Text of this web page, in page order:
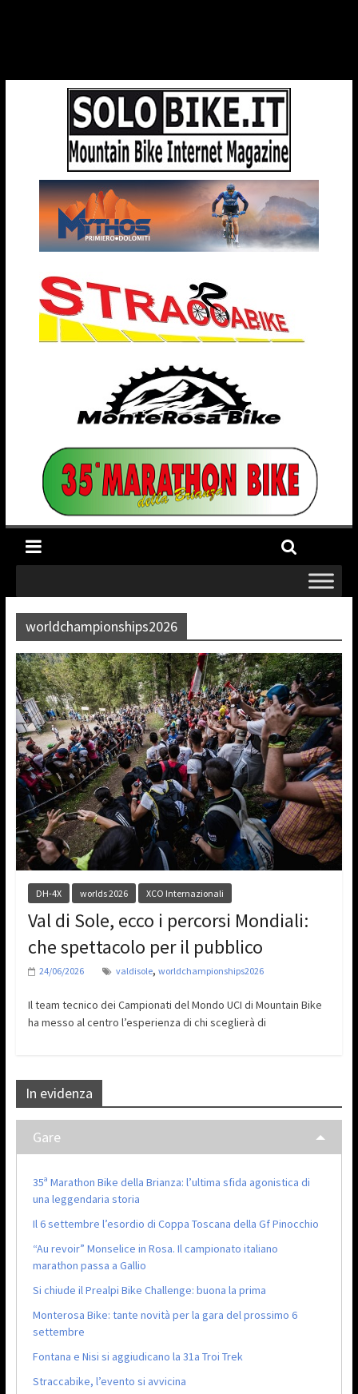
worldchampionships2026
DH-4X worlds 2026 XCO Internazionali
Val di Sole, ecco i percorsi Mondiali:
che spettacolo per il pubblico
24/06/2026 valdisole, worldchampionships2026
Il team tecnico dei Campionati del Mondo UCI di Mountain Bike
ha messo al centro l’esperienza di chi sceglierà di
In evidenza
Gare
35ª Marathon Bike della Brianza: l’ultima sfida agonistica di
una leggendaria storia
Il 6 settembre l’esordio di Coppa Toscana della Gf Pinocchio
“Au revoir” Monselice in Rosa. Il campionato italiano
marathon passa a Gallio
Si chiude il Prealpi Bike Challenge: buona la prima
Monterosa Bike: tante novità per la gara del prossimo 6
settembre
Fontana e Nisi si aggiudicano la 31a Troi Trek
Straccabike, l’evento si avvicina